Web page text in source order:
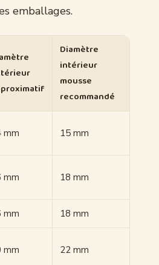
emballages.
Diamètre
intérieur
mousse
recommandé
mm 15 mm
mm 18 mm
mm 18 mm
mm 22 mm